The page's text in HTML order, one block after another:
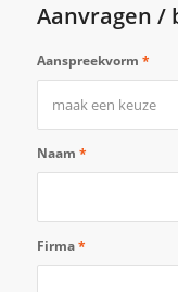
Aanvragen /
Aanspreekvorm *
Naam *
Firma*